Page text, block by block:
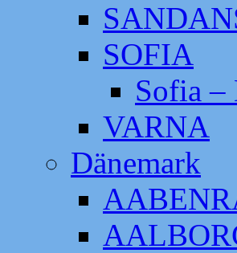
SOFIA
Sofia
VARNA
Dänemark